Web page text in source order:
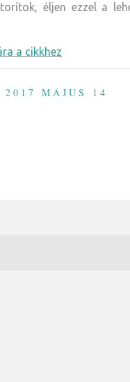
éljen ezzel a
a cikkhez
2017 MÁJUS 14